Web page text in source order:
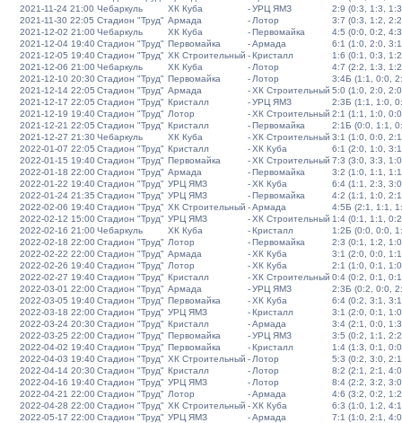
2021-11-24 21:00 Чебаркуль ХК Куба -УРЦ ЯМЗ
2:9 (0:3, 1:3,
2021-11-30 22:05 Стадион "Труд" Армада - Лотор
3:7 (0:3, 1:2,
2021-12-02 21:00Чебаркуль ХК Куба -Первомайка
4:5 (0:0, 0:2,
2021-12-04 19:40Стадион "Труд" Первомайка -Армада
6:1 (1:0, 2:0,
2021-12-05 19:40Стадион "Труд" ХК Строительный -Кристалл
1:6 (0:1, 0:3,
2021-12-06 21:00Чебаркуль ХК Куба - Лотор
4:7 (2:2, 1:3,
2021-12-10 20:30Стадион "Труд" Первомайка - Лотор
3:4Б (1:1, 0:0,
2021-12-14 22:05 Стадион "Труд" Армада -ХК Строительный 5:0 (1:0, 2:0,
2021-12-17 22:05 Стадион "Труд" Кристалл -УРЦ ЯМЗ
2:3Б (1:1, 1:0,
2021-12-19 19:40Стадион "Труд" Лотор -ХК Строительный 2:1 (1:1, 1:0,
2021-12-21 22:05 Стадион "Труд" Кристалл -Первомайка
2:1Б (0:0, 1:1,
2021-12-27 21:30Чебаркуль ХК Куба -ХК Строительный 3:1 (1:0, 0:0,
2022-01-07 22:05 Стадион "Труд" Кристалл -ХК Куба
6:1 (2:0, 1:0,
2022-01-15 19:40Стадион "Труд" Первомайка -ХК Строительный 7:3 (3:0, 3:3,
2022-01-18 22:00Стадион "Труд" Армада -Первомайка
3:2 (1:0, 1:1,
2022-01-22 19:40Стадион "Труд" УРЦ ЯМЗ -ХК Куба
6:4 (1:1, 2:3,
2022-01-24 21:35 Стадион "Труд" УРЦ ЯМЗ -Первомайка
4:2 (1:1, 1:0,
2022-02-06 19:40Стадион "Труд" ХК Строительный -Армада
4:5Б (2:1, 1:1,
2022-02-12 15:00Стадион "Труд" УРЦ ЯМЗ -ХК Строительный 1:4 (0:1, 1:1,
2022-02-16 21:00Чебаркуль ХК Куба -Кристалл
1:2Б (0:0, 0:0,
2022-02-18 22:00Стадион "Труд" Лотор -Первомайка
2:3 (0:1, 1:2,
2022-02-22 22:00Стадион "Труд" Армада -ХК Куба
3:1 (2:0, 0:0,
2022-02-26 19:40Стадион "Труд" Лотор -ХК Куба
2:1 (1:0, 0:1,
2022-02-27 19:40Стадион "Труд" Кристалл -ХК Строительный 0:4 (0:2, 0:1,
2022-03-01 22:00Стадион "Труд" Армада -УРЦ ЯМЗ
2:3Б (0:2, 0:0,
2022-03-05 19:40Стадион "Труд" Первомайка -ХК Куба
6:4 (0:2, 3:1,
2022-03-18 22:00Стадион "Труд" УРЦ ЯМЗ -Кристалл
3:1 (2:0, 0:1,
2022-03-24 20:30Стадион "Труд" Кристалл -Армада
3:4 (2:1, 0:0,
2022-03-25 22:00Стадион "Труд" Первомайка -УРЦ ЯМЗ
3:5 (0:2, 1:1,
2022-04-02 19:40Стадион "Труд" Первомайка -Кристалл
1:4 (1:3, 0:1,
2022-04-03 19:40Стадион "Труд" ХК Строительный - Лотор
5:3 (0:2, 3:0,
2022-04-14 20:30Стадион "Труд" Кристалл - Лотор
8:2 (2:1, 2:1,
2022-04-16 19:40Стадион "Труд" УРЦ ЯМЗ - Лотор
8:4 (2:2, 3:2,
2022-04-21 22:00Стадион "Труд" Лотор -Армада
4:6 (3:2, 0:2,
2022-04-28 22:00Стадион "Труд" ХК Строительный -ХК Куба
6:3 (1:0, 1:2,
2022-05-17 22:00Стадион "Труд" УРЦ ЯМЗ -Армада 7:1 (1:0, 2:1,